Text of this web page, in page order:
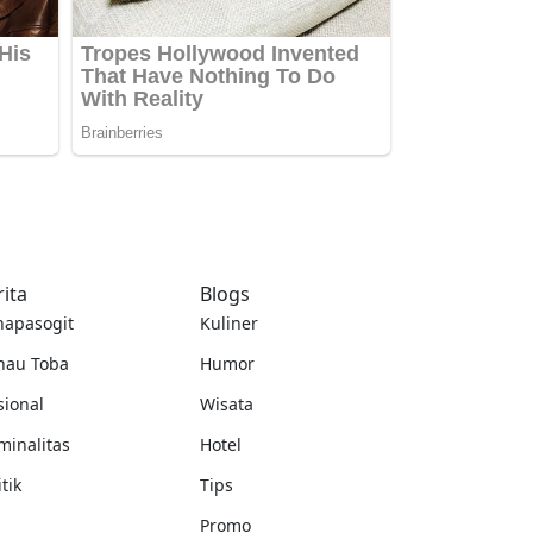
Toba
Blogs
Kuliner
Humor
Wisata
Hotel
Tips
Promo